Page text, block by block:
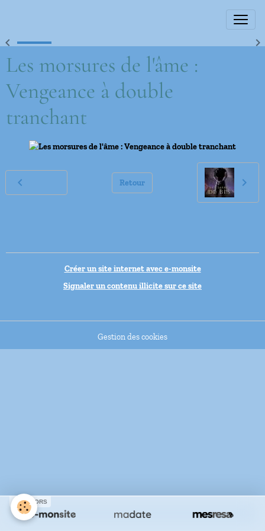
Les morsures de l'âme :
Vengeance à double
tranchant
Retour
Créer un site internet avec e-monsite
Signaler un contenu illicite sur ce site
Gestion des cookies
SPONSORS